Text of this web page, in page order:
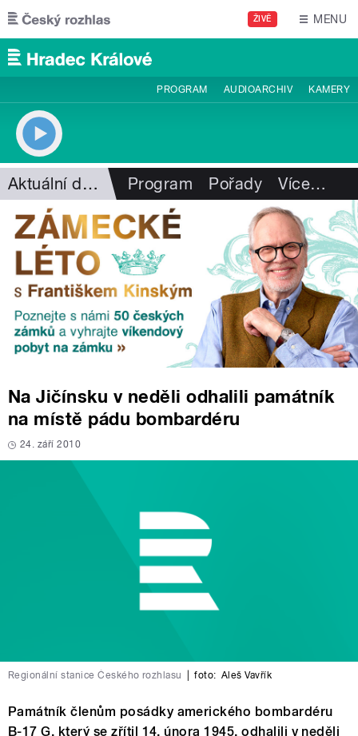
Přejít k hlavnímu obsahu
ŽIVĚ MENU
PROGRAM AUDIOARCHIV KAMERY
Aktuální dění Program Pořady Více…
Na Jičínsku v neděli odhalili památník
na místě pádu bombardéru
24. září 2010
Regionální stanice Českého rozhlasu foto: Aleš Vavřík
Památník členům posádky amerického bombardéru
B-17 G, který se zřítil 14. února 1945, odhalili v neděli